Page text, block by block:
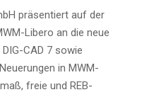
prä­sen­tiert auf der
Libe­­ro an die neue
CAD 7 sowie
in MWM-
freie und REB-